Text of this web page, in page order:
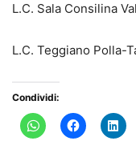
L.C. Sala Consilina
L.C. Teggiano Polla-
Condividi: